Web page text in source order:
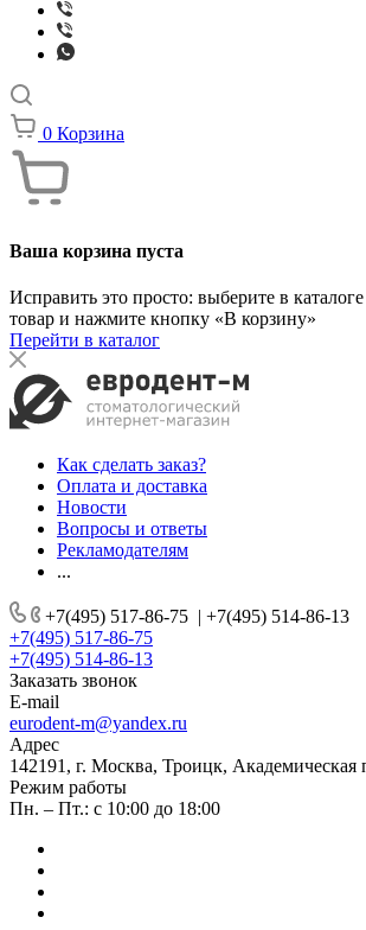
0 Корзина
Ваша корзина пуста
Исправить это просто: выберите в
товар и нажмите кнопку «В корзину»
Перейти в каталог
Как сделать заказ?
Оплата и доставка
Новости
Вопросы и ответы
Рекламодателям
...
+7(495) 517-86-75 | +7(495) 514-86-13
+7(495) 517-86-75
+7(495) 514-86-13
Заказать звонок
E-mail
eurodent-m@yandex.ru
Адрес
142191, г. Москва, Троицк, Академическая
Режим работы
Пн. – Пт.: с 10:00 до 18:00